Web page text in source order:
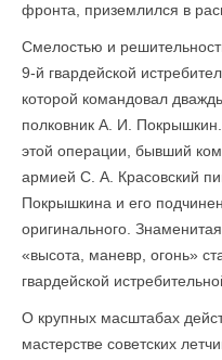
фронта, приземлился в
Смелостью и
9-й гвардейской
которой командовал
полковник А. И.
этой операции, бывший
армией С. А. Красовский
Покрышкина и его
оригинального.
«высота, маневр, огонь»
гвардейской
О крупных масштабах
мастерстве совет­ских